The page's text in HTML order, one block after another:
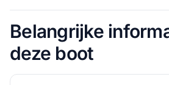
Belangrijke
deze boot